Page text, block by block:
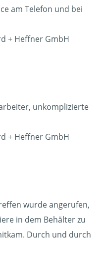
am Telefon und bei
+ Heffner GmbH
unkomplizierte
+ Heffner GmbH
wurde angerufen,
in dem Behälter zu
Durch und durch